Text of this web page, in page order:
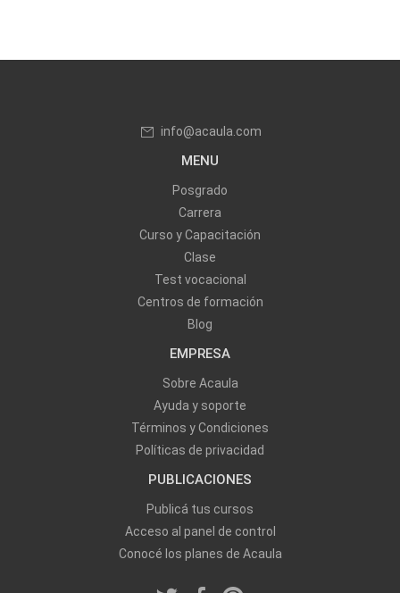
info@acaula.com
MENU
Posgrado
Carrera
Curso y Capacitación
Clase
Test vocacional
Centros de formación
Blog
EMPRESA
Sobre Acaula
Ayuda y soporte
Términos y Condiciones
Políticas de privacidad
PUBLICACIONES
Publicá tus cursos
Acceso al panel de control
Conocé los planes de Acaula